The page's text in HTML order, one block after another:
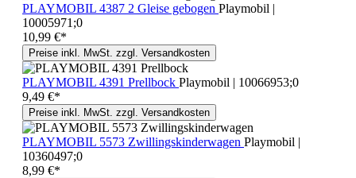
PLAYMOBIL 4387 2 Gleise gebogen Playmobil |
10005971;0
10,99 €*
Preise inkl. MwSt. zzgl. Versandkosten
PLAYMOBIL 4391 Prellbock Playmobil | 10066953;0
9,49 €*
Preise inkl. MwSt. zzgl. Versandkosten
PLAYMOBIL 5573 Zwillingskinderwagen Playmobil |
10360497;0
8,99 €*